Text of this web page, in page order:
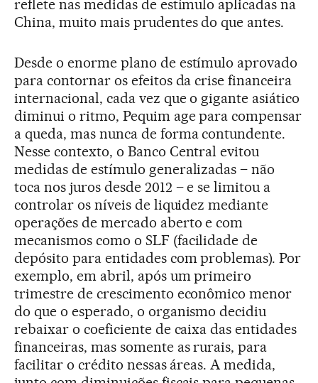
reflete nas medidas de estímulo aplicadas na
China, muito mais prudentes do que antes.
Desde o enorme plano de estímulo aprovado
para contornar os efeitos da crise financeira
internacional, cada vez que o gigante asiático
diminui o ritmo, Pequim age para compensar
a queda, mas nunca de forma contundente.
Nesse contexto, o Banco Central evitou
medidas de estímulo generalizadas – não
toca nos juros desde 2012 – e se limitou a
controlar os níveis de liquidez mediante
operações de mercado aberto e com
mecanismos como o SLF (facilidade de
depósito para entidades com problemas). Por
exemplo, em abril, após um primeiro
trimestre de crescimento econômico menor
do que o esperado, o organismo decidiu
rebaixar o coeficiente de caixa das entidades
financeiras, mas somente as rurais, para
facilitar o crédito nessas áreas. A medida,